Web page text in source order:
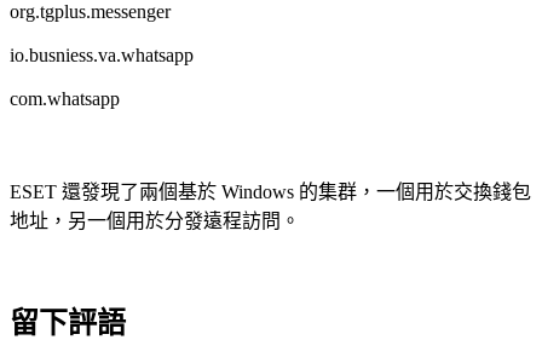
org.tgplus.messenger
io.busniess.va.whatsapp
com.whatsapp
ESET 還發現了兩個基於 Windows 的集群，一個用於交換錢包
地址，另一個用於分發遠程訪問。
留下評語